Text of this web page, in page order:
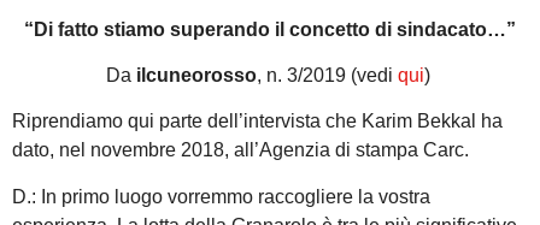
“Di fatto stiamo superando il concetto di sindacato…”
Da ilcuneorosso, n. 3/2019 (vedi qui)
Riprendiamo qui parte dell’intervista che Karim Bekkal ha
dato, nel novembre 2018, all’Agenzia di stampa Carc.
D.: In primo luogo vorremmo raccogliere la vostra